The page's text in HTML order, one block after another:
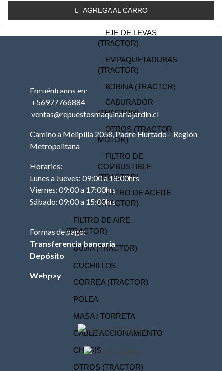
MOTOR DE PARTIDA
EJE DE LEVAS
(TRACTOR)
EMPAQUETADURAS
(TRACTOR)
BOBINA (TRACTOR)
CABURADOR
(TRACTOR)
OTROS (TRACTOR
MOTOR)
FILTRO DE
COMBUSTIBLE
(TRACTOR)
FILTRO DE ACEITE
(TRACTOR)
FILTRO DE AIRE
(TRACTOR)
BUJIA (TRACTOR)
CUCHILLOS
CORREA (TRACTOR)
POLEA
MASA / TORRETA
CABLE ACCIONAMIENTO
CHASIS
OTROS (TRACTOR)
AGREGA AL CARRO
Encuéntranos en:
+56977766884
ventas@repuestosmaquinariajardin.cl
Camino a Melipilla 2058, Padre Hurtado – Región
Metropolitana
Horarios:
Lunes a Jueves: 09:00 a 18:00hrs
Viernes: 09:00 a 17:00hrs
Sábado: 09:00 a 15:00hrs
Formas de pago:
Transferencia bancaria
Depósito
Webpay